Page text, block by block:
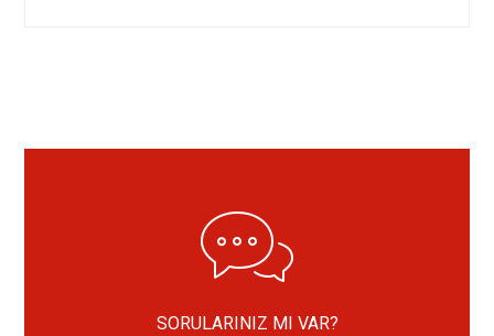
SORULARINIZ MI VAR?